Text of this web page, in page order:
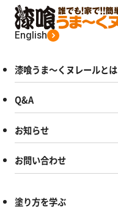
English
漆喰うま～くヌレールとは
Q&A
お知らせ
お問い合わせ
塗り方を学ぶ